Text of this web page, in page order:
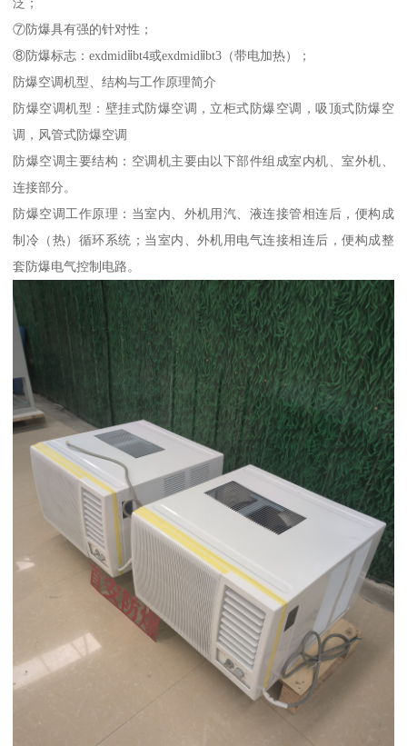
⑦防爆具有强的针对性；
⑧防爆标志：exdmidⅱbt4或exdmidⅱbt3（带电加热）；
防爆空调机型、结构与工作原理简介
防爆空调机型：壁挂式防爆空调，立柜式防爆空调，吸顶式防爆空
调，风管式防爆空调
防爆空调主要结构：空调机主要由以下部件组成室内机、室外机、
连接部分。
防爆空调工作原理：当室内、外机用汽、液连接管相连后，便构成
制冷（热）循环系统；当室内、外机用电气连接相连后，便构成整
套防爆电气控制电路。